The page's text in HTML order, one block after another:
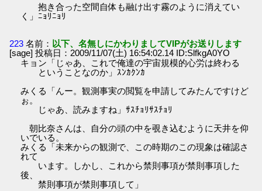
抱き合った空間自体も融け出す霧のように消えてい
く」ﾆｮﾘﾆｮﾘ
223 名前： 以下、名無しにかわりましてVIPがお送りします
[sage] 投稿日：2009/11/07(土) 16:54:02.14 ID:SlfkgA0YO
キョン「じゃあ、これで俺達の宇宙規模的心労は終わる
ということなのか」ｽﾝｶｸﾝｶ
みくる「んー。観測事実の閲覧を申請してみたんですけど
ぉ。
じゃあ、読みますね」ｻｽﾁｮﾘｻｽﾁｮﾘ
朝比奈さんは、自分の頭の中を覗き込むように天井を仰
いでいる。
みくる「未来からの観測で、この時期のこの現象は確認さ
れて
います。しかし、これから禁則事項が禁則事項した
後、
禁則事項が禁則事項して」